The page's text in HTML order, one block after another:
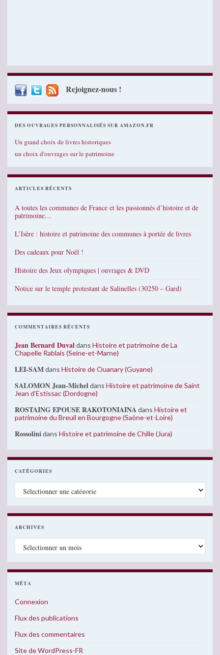
Rejoignez-nous !
DES OUVRAGES PERSONNALISÉS SUR AMAZON.FR
Un grand choix de livres historiques
un choix d'ouvrages sur le patrimoine
ARTICLES RÉCENTS
A toutes les communes de France et les passionnés d’histoire et de
patrimoine…
L’Isère : histoire et patrimoine des communes à portée de livres
Des cadeaux pour Noël !
Histoire des Jeux olympiques | ouvrages & DVD
Notice sur le temple protestant de Salinelles (30250 – Gard)
COMMENTAIRES RÉCENTS
Jean Bernard Duvaldans Histoire et patrimoine de La
Chapelle Rablais (Seine-et-Marne)
LEI-SAMdans Histoire de Ouanary (Guyane)
SALOMON Jean-Micheldans Histoire et patrimoine de Saint
Jean d’Estissac (Dordogne)
ROSTAING EPOUSE RAKOTONIAINAdans Histoire et
patrimoine du Breuil en Bourgogne (Saône-et-Loire)
Rossolinidans Histoire et patrimoine de Chille (Jura)
CATÉGORIES
Catégories
ARCHIVES
Archives
MÉTA
Connexion
Flux des publications
Flux des commentaires
Site de WordPress-FR